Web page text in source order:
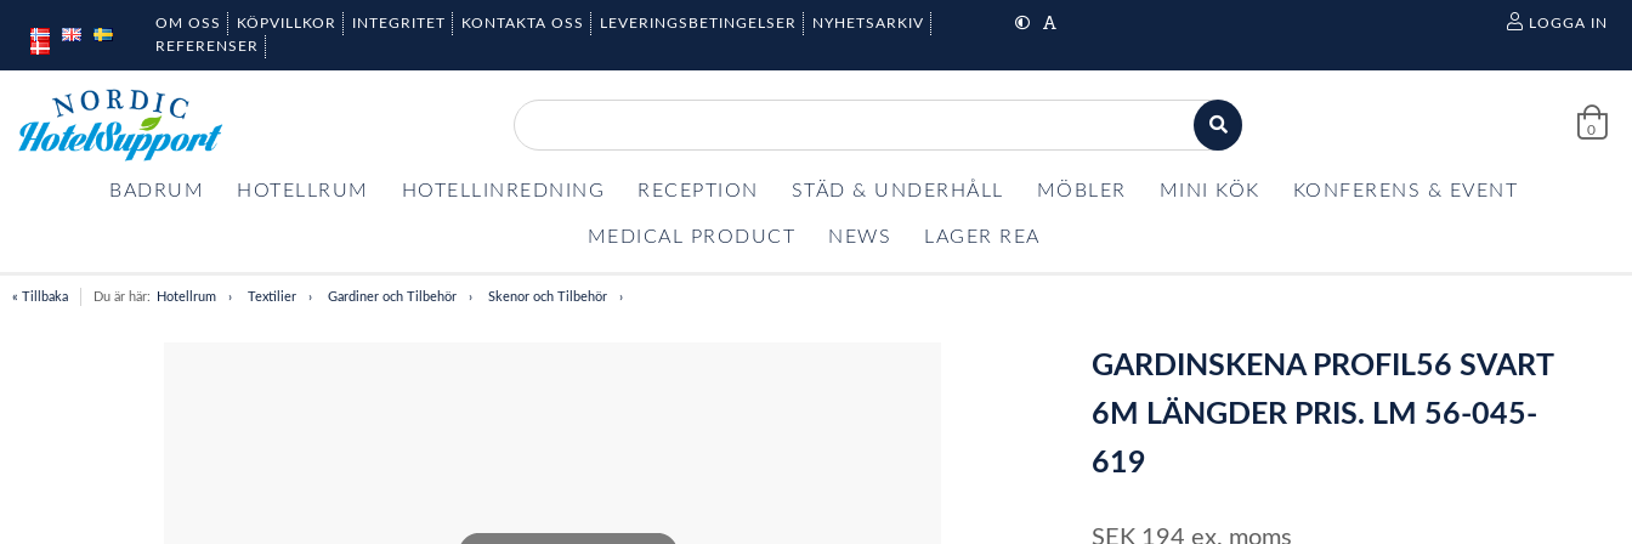
OM OSS KÖPVILLKOR INTEGRITET KONTAKTA OSS LEVERINGSBETINGELSER
NYHETSARKIV
REFERENSER
LOGGA IN
0
BADRUM HOTELLRUM HOTELLINREDNING RECEPTION STÄD & UNDERHÅLL MÖBLER MINI KÖK KONFERENS & EVENT
MEDICAL PRODUCT NEWS LAGER REA
« Tillbaka Du är här: Hotellrum Textilier Gardiner och Tilbehör Skenor och Tilbehör
GARDINSKENA PROFIL56 SVART
6M LÄNGDER PRIS. LM 56-045-
619
SEK 194 ex. moms